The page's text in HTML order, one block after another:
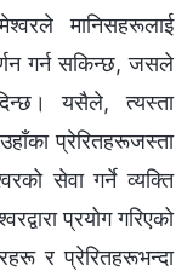
मानिसहरूलाई
गर्न सकिन्छ, जसले
यसैले, त्यस्ता
प्रेरितहरूजस्ता
सेवा गर्ने व्यक्ति
प्रयोग गरिएको
र प्रेरितहरूभन्दा